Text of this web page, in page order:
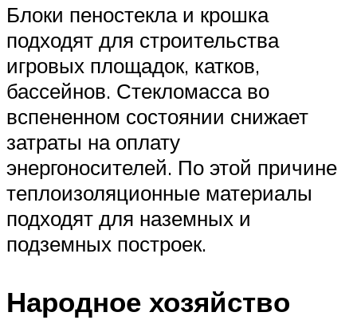
Блоки пеностекла и крошка
подходят для строительства
игровых площадок, катков,
бассейнов. Стекломасса во
вспененном состоянии снижает
затраты на оплату
энергоносителей. По этой причине
теплоизоляционные материалы
подходят для наземных и
подземных построек.
Народное хозяйство